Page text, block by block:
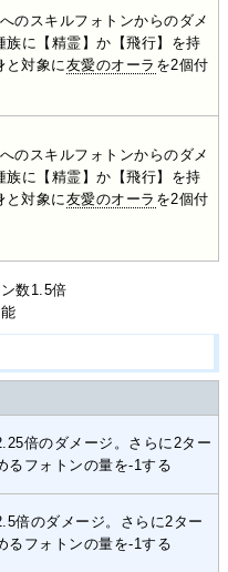
のスキルフォトンからのダメ
族に【精霊】か【飛行】を持
と対象に友愛のオーラ を2個付
のスキルフォトンからのダメ
族に【精霊】か【飛行】を持
と対象に友愛のオーラ を2個付
数1.5倍
倍のダメージ。さらに2ター
るフォトンの量を-1する
倍のダメージ。さらに2ター
るフォトンの量を-1する